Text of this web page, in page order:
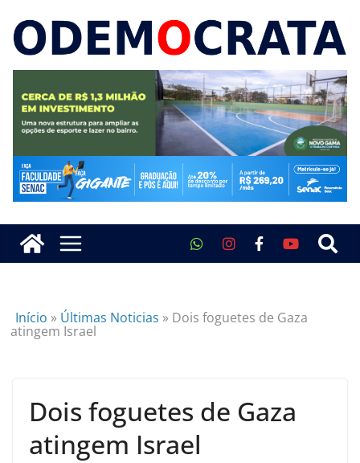
Início » Últimas Noticias » Dois foguetes de Gaza
atingem Israel
Dois foguetes de Gaza
atingem Israel